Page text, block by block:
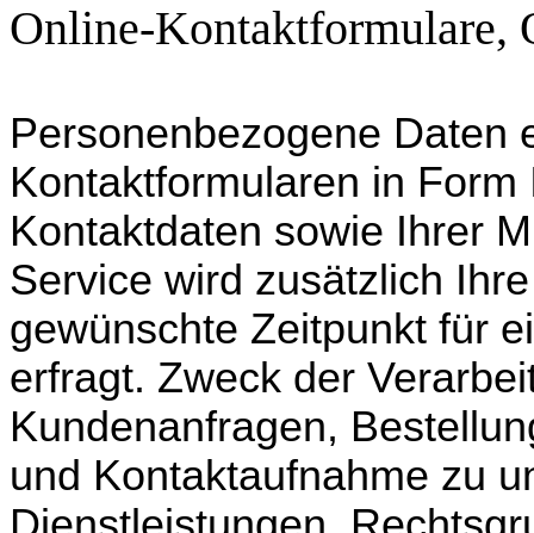
Online-Kontaktformulare,
Personenbezogene Daten
Kontaktformularen in
Kontaktdaten sowie Ihrer
Service wird zusätzlich
gewünschte Zeitpunkt für
erfragt. Zweck der
Kundenanfragen,
und Kontaktaufnahme zu